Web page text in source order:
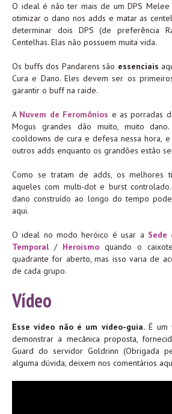
O ideal é não ter mais de um DPS Melee
otimizar o dano nos adds e matar as
determinar dois DPS (de preferência
Centelhas. Elas não possuem muita vida.
Os buffs dos Pandarens são essenciais
Cura e Dano. Eles devem ser os
garantir o buff na raide.
A Nuvem de Feromônios e as porradas
Mogus grandes dão muito, muito
cooldowns de cura e defesa nessa hora,
outros adds enquanto os grandões estão
Como se tratam de adds, os melhores
aqueles com multi-dot e burst
dano construído ao longo do tempo
aqui.
O ideal no modo heróico é usar a Sede
Temporal/ Heroísmo quando o
quadrante for aberto, mas isso varia de
de cada grupo.
Vídeo
Esse vídeo não é um vídeo-guia.É um
demonstrar a mecânica proposta,
Guard do servidor Goldrinn (Obrigada
alguma dúvida, deixem nos comentários